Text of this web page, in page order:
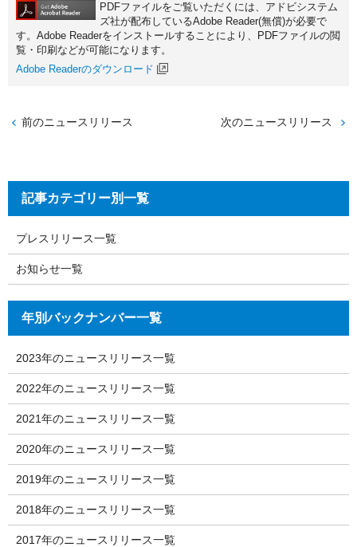
PDFファイルをご覧いただくには、アドビシステム
ズ社が配布しているAdobe Reader(無償)が必要で
す。Adobe Readerをインストールすることにより、PDFファイルの閲
覧・印刷などが可能になります。
Adobe Readerのダウンロード
前のニュースリリース 次のニュースリリース
記事カテゴリー別一覧
プレスリリース一覧
お知らせ一覧
年別バックナンバー一覧
2023年のニュースリリース一覧
2022年のニュースリリース一覧
2021年のニュースリリース一覧
2020年のニュースリリース一覧
2019年のニュースリリース一覧
2018年のニュースリリース一覧
2017年のニュースリリース一覧